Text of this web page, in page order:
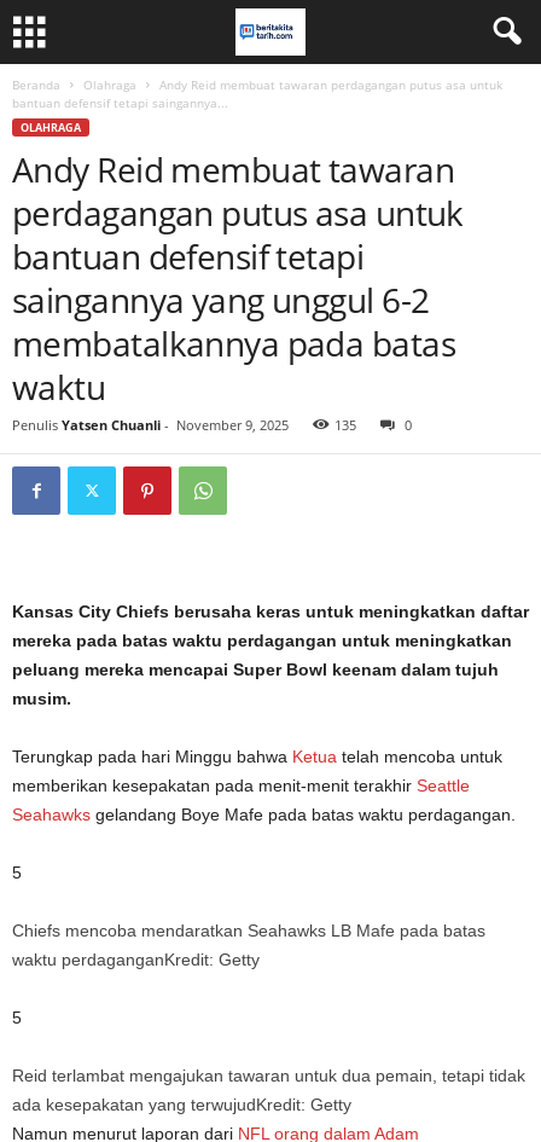
Beranda Olahraga
Andy Reid membuat tawaran perdagangan putus asa untuk
bantuan defensif tetapi saingannya...
OLAHRAGA
Andy Reid membuat tawaran
perdagangan putus asa untuk
bantuan defensif tetapi
saingannya yang unggul 6-2
membatalkannya pada batas
waktu
Penulis Yatsen Chuanli - November 9, 2025 135 0
Kansas City Chiefs berusaha keras untuk meningkatkan daftar
mereka pada batas waktu perdagangan untuk meningkatkan
peluang mereka mencapai Super Bowl keenam dalam tujuh
musim.
Terungkap pada hari Minggu bahwa Ketua telah mencoba untuk
memberikan kesepakatan pada menit-menit terakhir Seattle
Seahawks gelandang Boye Mafe pada batas waktu perdagangan.
5
Chiefs mencoba mendaratkan Seahawks LB Mafe pada batas
waktu perdaganganKredit: Getty
5
Reid terlambat mengajukan tawaran untuk dua pemain, tetapi tidak
ada kesepakatan yang terwujudKredit: Getty
Namun menurut laporan dari NFL orang dalam Adam